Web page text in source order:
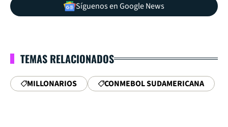
Síguenos en Google News
TEMAS RELACIONADOS
MILLONARIOS CONMEBOL SUDAMERICANA